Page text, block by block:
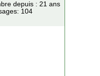
depuis : 21 ans
104